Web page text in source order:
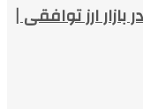
ارز توافقی |